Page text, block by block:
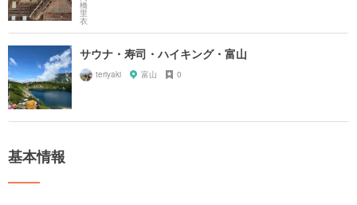
サウナ・寿司・ハイキング・富山
teriyaki 富山 0
基本情報